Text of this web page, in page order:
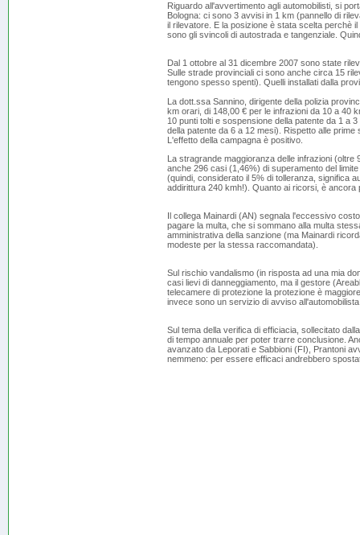
Riguardo all'avvertimento agli automobilisti, si
Bologna: ci sono 3 avvisi in 1 km (pannello di
il rilevatore. E la posizione è stata scelta perchè
sono gli svincoli di autostrada e tangenziale.
Dal 1 ottobre al 31 dicembre 2007 sono state
Sulle strade provinciali ci sono anche circa 15
tengono spesso spenti). Quelli installati dalla
La dott.ssa Sannino, dirigente della polizia
km orari, di 148,00 € per le infrazioni da 10 a 40
10 punti tolti e sospensione della patente da 1 a
della patente da 6 a 12 mesi). Rispetto alle
L'effetto della campagna è positivo.
La stragrande maggioranza delle infrazioni
anche 296 casi (1,46%) di superamento del
(quindi, considerato il 5% di tolleranza, significa
addirittura 240 kmh!). Quanto ai ricorsi, è
Il collega Mainardi (AN) segnala l'eccessivo
pagare la multa, che si sommano alla multa
amministrativa della sanzione (ma Mainardi
modeste per la stessa raccomandata).
Sul rischio vandalismo (in risposta ad una mia
casi lievi di danneggiamento, ma il gestore
telecamere di protezione la protezione è
invece sono un servizio di avviso
Sul tema della verifica di efficiacia, sollecitato
di tempo annuale per poter trarre conclusione.
avanzato da Leporati e Sabbioni (FI), Prantoni
nemmeno: per essere efficaci andrebbero